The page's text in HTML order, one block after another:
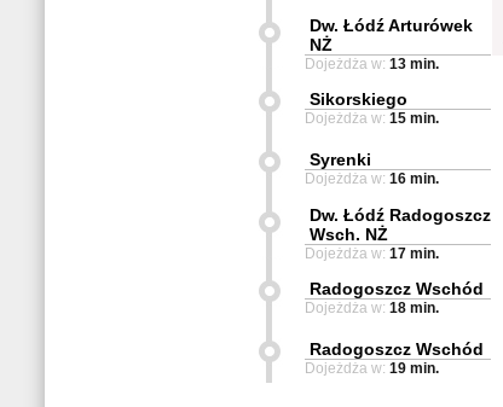
Dw. Łódź Arturówek
NŻ
Dojeżdża w: 13 min.
Sikorskiego
Dojeżdża w: 15 min.
Syrenki
Dojeżdża w: 16 min.
Dw. Łódź Radogoszcz
Wsch. NŻ
Dojeżdża w: 17 min.
Radogoszcz Wschód
Dojeżdża w: 18 min.
Radogoszcz Wschód
Dojeżdża w: 19 min.